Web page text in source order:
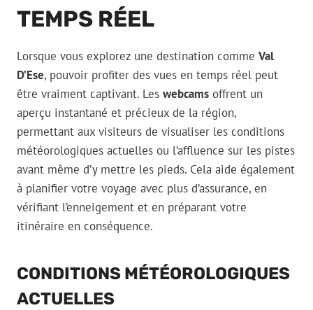
TEMPS RÉEL
Lorsque vous explorez une destination comme Val
D’Ese, pouvoir profiter des vues en temps réel peut
être vraiment captivant. Les webcams offrent un
aperçu instantané et précieux de la région,
permettant aux visiteurs de visualiser les conditions
météorologiques actuelles ou l’affluence sur les pistes
avant même d’y mettre les pieds. Cela aide également
à planifier votre voyage avec plus d’assurance, en
vérifiant l’enneigement et en préparant votre
itinéraire en conséquence.
CONDITIONS MÉTÉOROLOGIQUES
ACTUELLES